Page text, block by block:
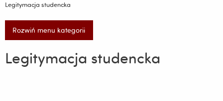
Legitymacja studencka
Rozwiń menu kategorii
Legitymacja studencka